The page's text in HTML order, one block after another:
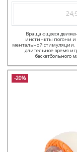
Вращающееся
инстинкты погони и
ментальной стимуляции.
длительное время
баскетбольного
-20%